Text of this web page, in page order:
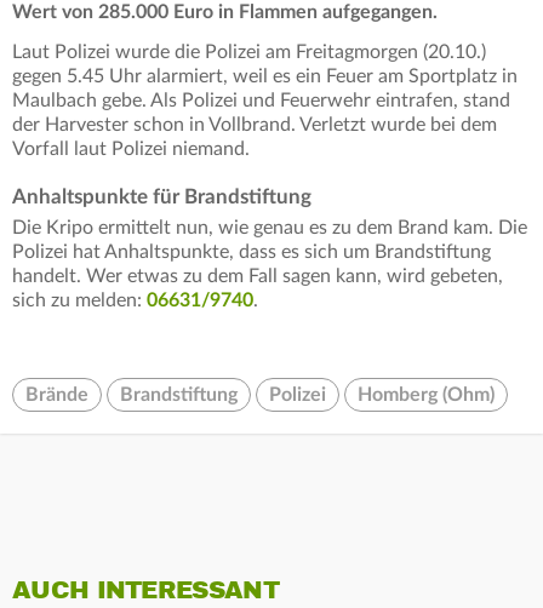
Wert von 285.000 Euro in Flammen aufgegangen.
Laut Polizei wurde die Polizei am Freitagmorgen (20.10.)
gegen 5.45 Uhr alarmiert, weil es ein Feuer am Sportplatz in
Maulbach gebe. Als Polizei und Feuerwehr eintrafen, stand
der Harvester schon in Vollbrand. Verletzt wurde bei dem
Vorfall laut Polizei niemand.
Anhaltspunkte für Brandstiftung
Die Kripo ermittelt nun, wie genau es zu dem Brand kam. Die
Polizei hat Anhaltspunkte, dass es sich um Brandstiftung
handelt. Wer etwas zu dem Fall sagen kann, wird gebeten,
sich zu melden: 06631/9740.
Brände Brandstiftung Polizei Homberg (Ohm)
AUCH INTERESSANT